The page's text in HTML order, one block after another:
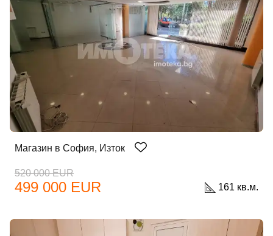
или използвай профил
Вход с Google
Вход с Facebook
Магазин в София, Изток
520 000 EUR
499 000 EUR 161 кв.м.